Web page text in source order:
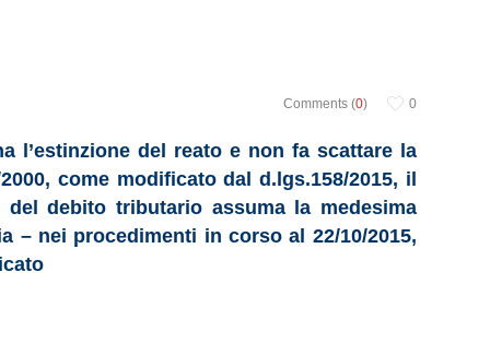
Comments (0) 0
l’estinzione del reato e non fa scattare la
come modificato dal d.lgs.158/2015, il
debito tributario assuma la medesima
– nei procedimenti in corso al 22/10/2015,